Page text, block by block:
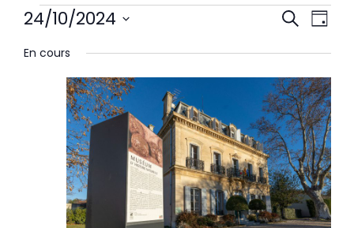
et
de
vues
Recherche
de
Jour
24/10/2024
une
En cours